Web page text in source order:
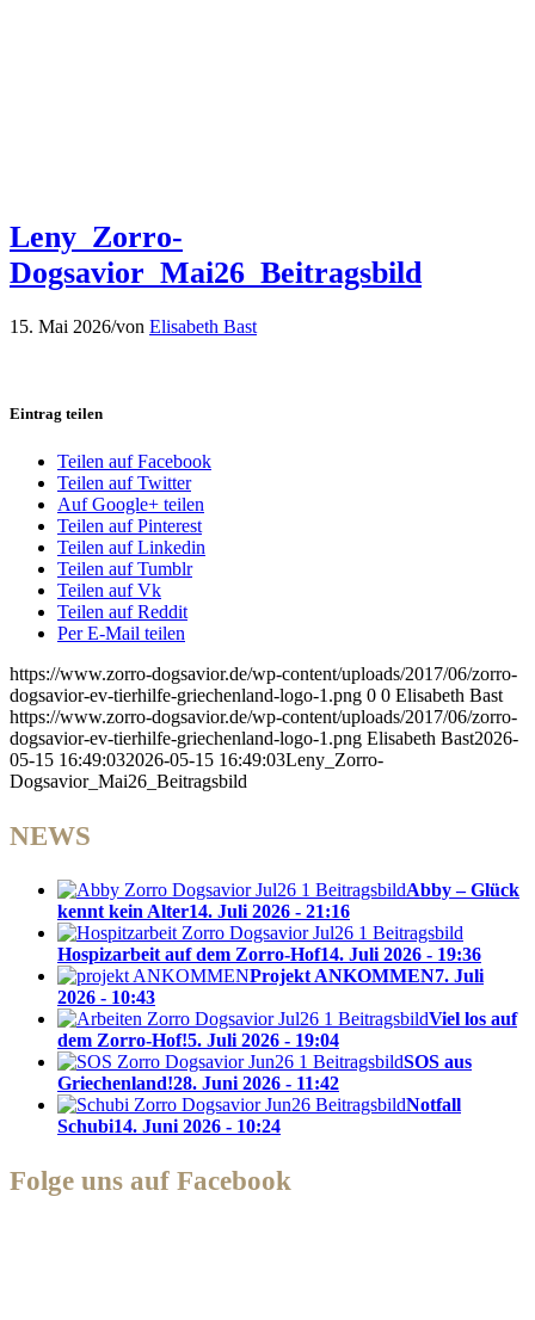
Leny_Zorro-
Dogsavior_Mai26_Beitragsbild
15. Mai 2026/von Elisabeth Bast
Eintrag teilen
Teilen auf Facebook
Teilen auf Twitter
Auf Google+ teilen
Teilen auf Pinterest
Teilen auf Linkedin
Teilen auf Tumblr
Teilen auf Vk
Teilen auf Reddit
Per E-Mail teilen
https://www.zorro-dogsavior.de/wp-content/uploads/2017/06/zorro-
dogsavior-ev-tierhilfe-griechenland-logo-1.png 0 0 Elisabeth Bast
https://www.zorro-dogsavior.de/wp-content/uploads/2017/06/zorro-
dogsavior-ev-tierhilfe-griechenland-logo-1.png Elisabeth Bast2026-
05-15 16:49:032026-05-15 16:49:03Leny_Zorro-
Dogsavior_Mai26_Beitragsbild
NEWS
Abby – Glück
kennt kein Alter14. Juli 2026 - 21:16
Hospizarbeit auf dem Zorro-Hof14. Juli 2026 - 19:36
Projekt ANKOMMEN7. Juli
2026 - 10:43
Viel los auf
dem Zorro-Hof!5. Juli 2026 - 19:04
SOS aus
Griechenland!28. Juni 2026 - 11:42
Notfall
Schubi14. Juni 2026 - 10:24
Folge uns auf Facebook